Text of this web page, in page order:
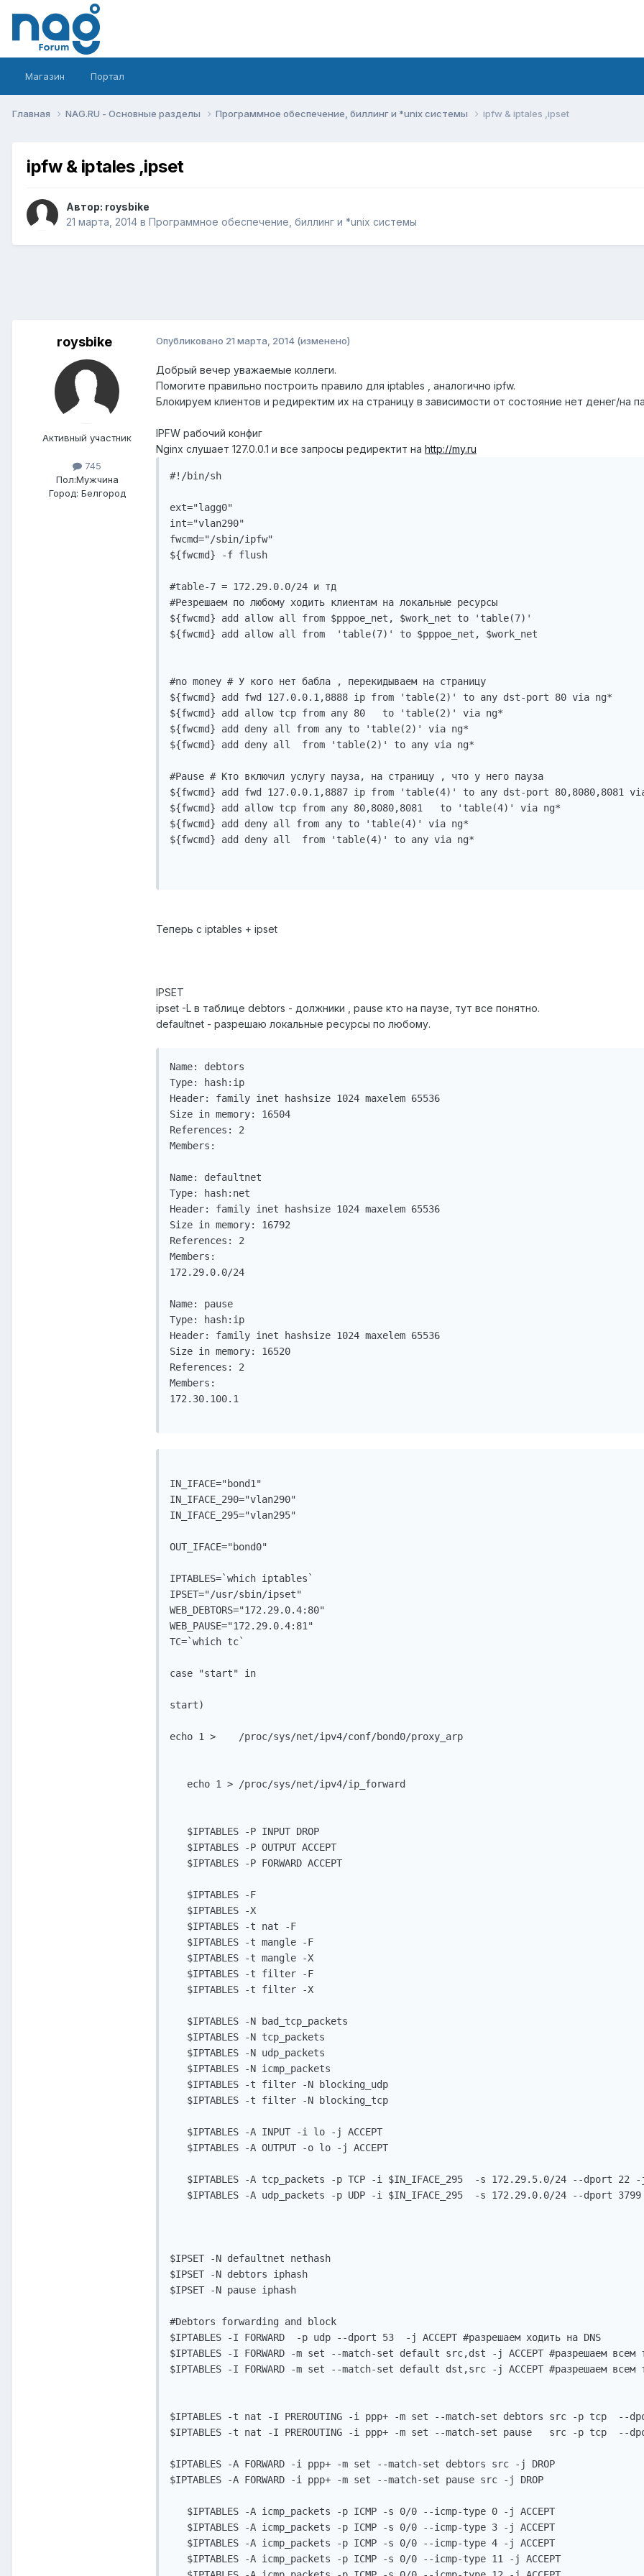
Магазин Портал
Главная NAG.RU - Основные разделы Программное обеспечение, биллинг и *unix системы ipfw & iptales ,ipset
ipfw & iptales ,ipset
Автор: roysbike
21 марта, 2014 в Программное обеспечение, биллинг и *unix системы
roysbike
Активный участник
745
Пол:Мужчина
Город: Белгород
Опубликовано 21 марта, 2014 (изменено)
Добрый вечер уважаемые коллеги.
Помогите правильно построить правило для iptables , аналогично ipfw.
Блокируем клиентов и редиректим их на страницу в зависимости от состояние нет денег/на
IPFW рабочий конфиг
Nginx слушает 127.0.0.1 и все запросы редиректит на http://my.ru
#!/bin/sh
ext="lagg0"
int="vlan290"
fwcmd="/sbin/ipfw"
${fwcmd} -f flush
#table-7 = 172.29.0.0/24 и тд
#Резрешаем по любому ходить клиентам на локальные ресурсы
${fwcmd} add allow all from $pppoe_net, $work_net to 'table(7)'
${fwcmd} add allow all from  'table(7)' to $pppoe_net, $work_net
#no money # У кого нет бабла , перекидываем на страницу
${fwcmd} add fwd 127.0.0.1,8888 ip from 'table(2)' to any dst-port 80 via ng*
${fwcmd} add allow tcp from any 80   to 'table(2)' via ng*
${fwcmd} add deny all from any to 'table(2)' via ng*
${fwcmd} add deny all  from 'table(2)' to any via ng*
#Pause # Кто включил услугу пауза, на страницу , что у него пауза
${fwcmd} add fwd 127.0.0.1,8887 ip from 'table(4)' to any dst-port 80,8080,8081
${fwcmd} add allow tcp from any 80,8080,8081   to 'table(4)' via ng*
${fwcmd} add deny all from any to 'table(4)' via ng*
${fwcmd} add deny all  from 'table(4)' to any via ng*
Теперь с iptables + ipset
IPSET
ipset -L в таблице debtors - должники , pause кто на паузе, тут все понятно.
defaultnet - разрешаю локальные ресурсы по любому.
Name: debtors
Type: hash:ip
Header: family inet hashsize 1024 maxelem 65536
Size in memory: 16504
References: 2
Members:
Name: defaultnet
Type: hash:net
Header: family inet hashsize 1024 maxelem 65536
Size in memory: 16792
References: 2
Members:
172.29.0.0/24
Name: pause
Type: hash:ip
Header: family inet hashsize 1024 maxelem 65536
Size in memory: 16520
References: 2
Members:
172.30.100.1
IN_IFACE="bond1"
IN_IFACE_290="vlan290"
IN_IFACE_295="vlan295"
OUT_IFACE="bond0"
IPTABLES=`which iptables`
IPSET="/usr/sbin/ipset"
WEB_DEBTORS="172.29.0.4:80"
WEB_PAUSE="172.29.0.4:81"
TC=`which tc`
case "start" in
start)
echo 1 >    /proc/sys/net/ipv4/conf/bond0/proxy_arp
   echo 1 > /proc/sys/net/ipv4/ip_forward
   $IPTABLES -P INPUT DROP
   $IPTABLES -P OUTPUT ACCEPT
   $IPTABLES -P FORWARD ACCEPT
   $IPTABLES -F
   $IPTABLES -X
   $IPTABLES -t nat -F
   $IPTABLES -t mangle -F
   $IPTABLES -t mangle -X
   $IPTABLES -t filter -F
   $IPTABLES -t filter -X
   $IPTABLES -N bad_tcp_packets
   $IPTABLES -N tcp_packets
   $IPTABLES -N udp_packets
   $IPTABLES -N icmp_packets
   $IPTABLES -t filter -N blocking_udp
   $IPTABLES -t filter -N blocking_tcp
   $IPTABLES -A INPUT -i lo -j ACCEPT
   $IPTABLES -A OUTPUT -o lo -j ACCEPT
$IPTABLES -A tcp_packets -p TCP -i $IN_IFACE_295  -s 172.29.5.0/24 --dport 22 -
$IPTABLES -A udp_packets -p UDP -i $IN_IFACE_295  -s 172.29.0.0/24 --dport
$IPSET -N defaultnet nethash
$IPSET -N debtors iphash
$IPSET -N pause iphash
#Debtors forwarding and block
$IPTABLES -I FORWARD  -p udp --dport 53  -j ACCEPT #разрешаем ходить на DNS
$IPTABLES -I FORWARD -m set --match-set default src,dst -j ACCEPT #разрешаем всем
$IPTABLES -I FORWARD -m set --match-set default dst,src -j ACCEPT #разрешаем всем
$IPTABLES -t nat -I PREROUTING -i ppp+ -m set --match-set debtors src -p tcp  --
$IPTABLES -t nat -I PREROUTING -i ppp+ -m set --match-set pause   src -p tcp  --
$IPTABLES -A FORWARD -i ppp+ -m set --match-set debtors src -j DROP
$IPTABLES -A FORWARD -i ppp+ -m set --match-set pause src -j DROP
   $IPTABLES -A icmp_packets -p ICMP -s 0/0 --icmp-type 0 -j ACCEPT
   $IPTABLES -A icmp_packets -p ICMP -s 0/0 --icmp-type 3 -j ACCEPT
   $IPTABLES -A icmp_packets -p ICMP -s 0/0 --icmp-type 4 -j ACCEPT
   $IPTABLES -A icmp_packets -p ICMP -s 0/0 --icmp-type 11 -j ACCEPT